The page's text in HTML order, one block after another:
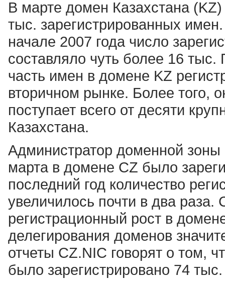
В марте домен Казахстана
тыс. зарегистрированных
начале 2007 года число
составляло чуть более 16
часть имен в домене KZ
вторичном рынке. Более того,
поступает всего от десяти
Казахстана.
Администратор доменной
марта в домене CZ было
последний год количество
увеличилось почти в два
регистрационный рост в
делегирования доменов
отчеты CZ.NIC говорят о том,
было зарегистрировано 74